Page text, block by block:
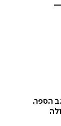
הספר.